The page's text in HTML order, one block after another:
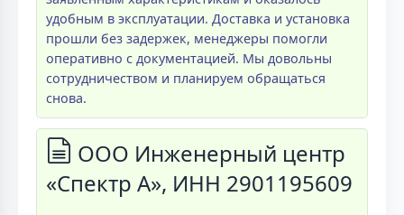
удобным в эксплуатации. Доставка и установка
прошли без задержек, менеджеры помогли
оперативно с документацией. Мы довольны
сотрудничеством и планируем обращаться
снова.
ООО Инженерный центр
«Спектр А», ИНН 2901195609